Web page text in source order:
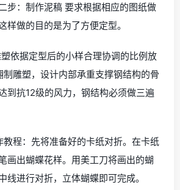
步：制作泥稿 要求根据相应的图纸做
样做的目的是为了方便定型。
依据定型后的小样合理协调的比例放
雕塑，设计内部承重支撑钢结构的骨
到抗12级的风力，钢结构必须做三遍
教程：先将准备好的卡纸对折。在卡纸
画出蝴蝶花样。用美工刀将画出的蝴
线进行对折，立体蝴蝶即可完成。